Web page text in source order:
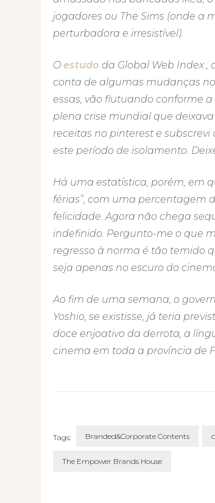
jogadores ou The Sims (onde a
perturbadora e irresistível).
O estudo da Global Web Index
conta de algumas mudanças
essas, vão flutuando conforme
plena crise mundial que
receitas no pinterest e
este período de isolamento.
Há uma estatística, porém, em
férias”, com uma percentagem
felicidade. Agora não chega
indefinido. Pergunto-me o que
regresso à norma é tão temido
seja apenas no escuro do
Ao fim de uma semana, o
Yoshio, se existisse, já teria
doce enjoativo da derrota, a
cinema em toda a província de
Tags: Branded&Corporate Contents
The Empower Brands House